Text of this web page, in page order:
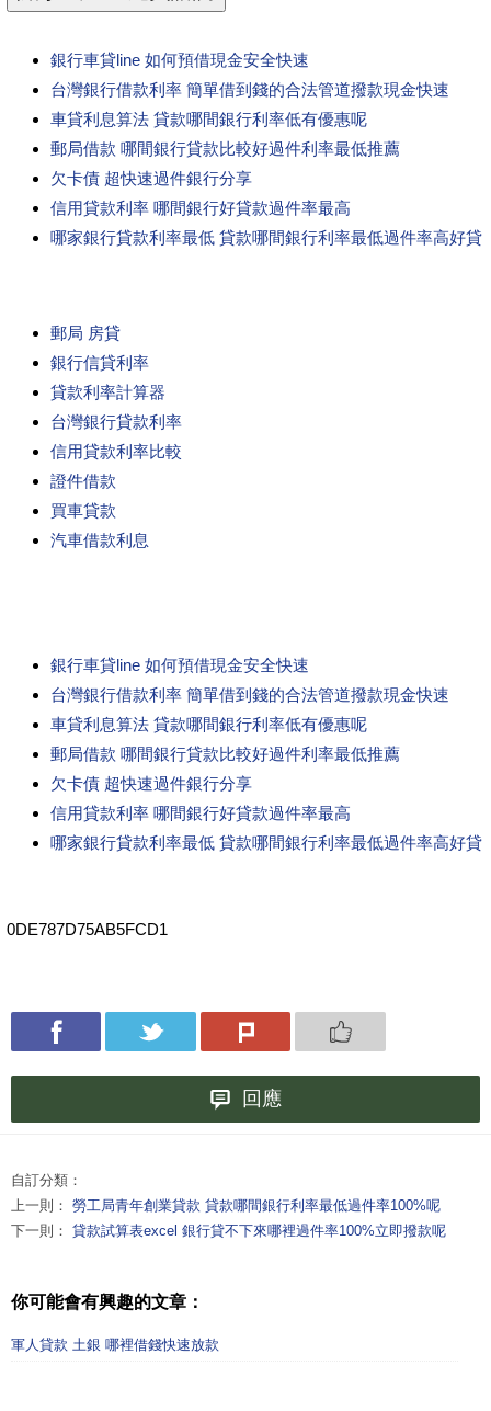
銀行車貸line 如何預借現金安全快速
台灣銀行借款利率 簡單借到錢的合法管道撥款現金快速
車貸利息算法 貸款哪間銀行利率低有優惠呢
郵局借款 哪間銀行貸款比較好過件利率最低推薦
欠卡債 超快速過件銀行分享
信用貸款利率 哪間銀行好貸款過件率最高
哪家銀行貸款利率最低 貸款哪間銀行利率最低過件率高好貸
郵局 房貸
銀行信貸利率
貸款利率計算器
台灣銀行貸款利率
信用貸款利率比較
證件借款
買車貸款
汽車借款利息
銀行車貸line 如何預借現金安全快速
台灣銀行借款利率 簡單借到錢的合法管道撥款現金快速
車貸利息算法 貸款哪間銀行利率低有優惠呢
郵局借款 哪間銀行貸款比較好過件利率最低推薦
欠卡債 超快速過件銀行分享
信用貸款利率 哪間銀行好貸款過件率最高
哪家銀行貸款利率最低 貸款哪間銀行利率最低過件率高好貸
0DE787D75AB5FCD1
回應
自訂分類：
上一則： 勞工局青年創業貸款 貸款哪間銀行利率最低過件率100%呢
下一則： 貸款試算表excel 銀行貸不下來哪裡過件率100%立即撥款呢
你可能會有興趣的文章：
軍人貸款 土銀 哪裡借錢快速放款